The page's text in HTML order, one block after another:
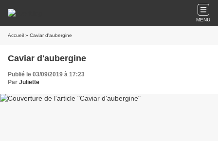
MENU
Accueil » Caviar d'aubergine
Caviar d'aubergine
Publié le 03/09/2019 à 17:23
Par Juliette